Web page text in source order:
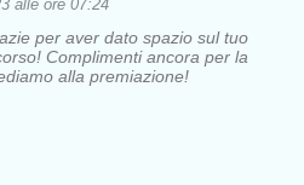
alle ore 07:24
per aver dato spazio sul tuo
Complimenti ancora per la
alla premiazione!